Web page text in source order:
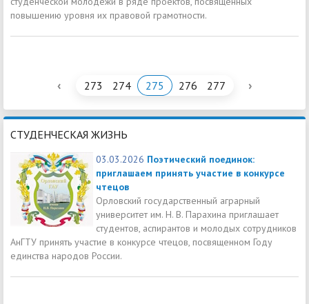
повышению уровня их правовой грамотности.
‹ 273 274 275 276 277 ›
СТУДЕНЧЕСКАЯ ЖИЗНЬ
03.03.2026 Поэтический поединок:
приглашаем принять участие в конкурсе
чтецов
Орловский государственный аграрный
университет им. Н. В. Парахина приглашает
студентов, аспирантов и молодых сотрудников
АнГТУ принять участие в конкурсе чтецов, посвященном Году
единства народов России.